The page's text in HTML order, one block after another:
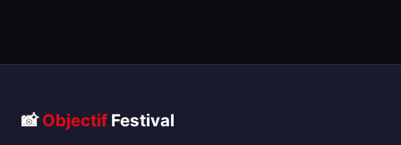
📸Objectif Festival